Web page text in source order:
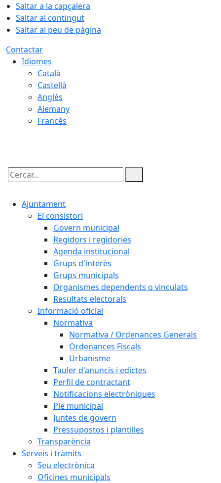
Saltar a la capçalera
Saltar al contingut
Saltar al peu de pàgina
Contactar
Idiomes
Català
Castellà
Anglès
Alemany
Francès
Cercar:
Ajuntament
El consistori
Govern municipal
Regidors i regidories
Agenda institucional
Grups d'interès
Grups municipals
Organismes dependents o vinculats
Resultats electorals
Informació oficial
Normativa
Normativa / Ordenances Generals
Ordenances Fiscals
Urbanisme
Tauler d'anuncis i edictes
Perfil de contractant
Notificacions electròniques
Ple municipal
Juntes de govern
Pressupostos i plantilles
Transparència
Serveis i tràmits
Seu electrònica
Oficines municipals